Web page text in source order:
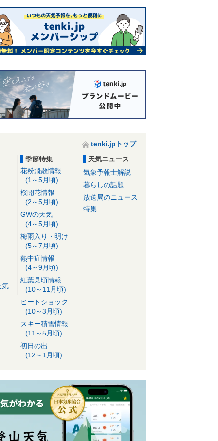
tenki.jpトップ
気
季節特集
花粉飛散情報
(1～5月頃)
桜開花情報
(2～5月頃)
GWの天気
(4～5月頃)
梅雨入り・明け
(5～7月頃)
熱中症情報
(4～9月頃)
紅葉見頃情報
(10～11月頃)
ヒートショック
(10～3月頃)
スキー積雪情報
(11～5月頃)
初日の出
(12～1月頃)
天気ニュース
気象予報士解説
暮らしの話題
放送局のニュース
特集